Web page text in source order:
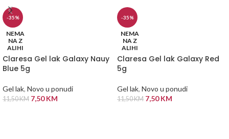
-35%
NEMA
NA Z
ALIHI
Claresa Gel lak Galaxy Nauy
Blue 5g
Gel lak, Novo u ponudi
11,50KM 7,50KM
-35%
NEMA
NA Z
ALIHI
Claresa Gel lak Galaxy Red
5g
Gel lak, Novo u ponudi
11,50KM 7,50KM